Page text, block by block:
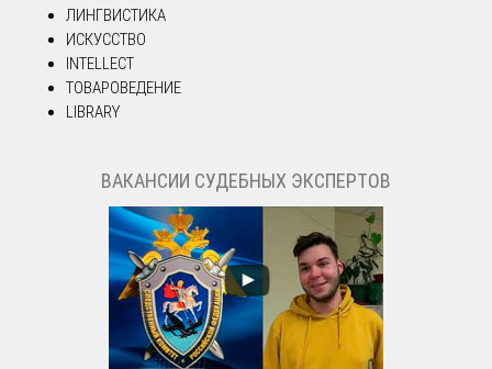
ЛИНГВИСТИКА
ИСКУССТВО
INTELLECT
ТОВАРОВЕДЕНИЕ
LIBRARY
ВАКАНСИИ СУДЕБНЫХ ЭКСПЕРТОВ